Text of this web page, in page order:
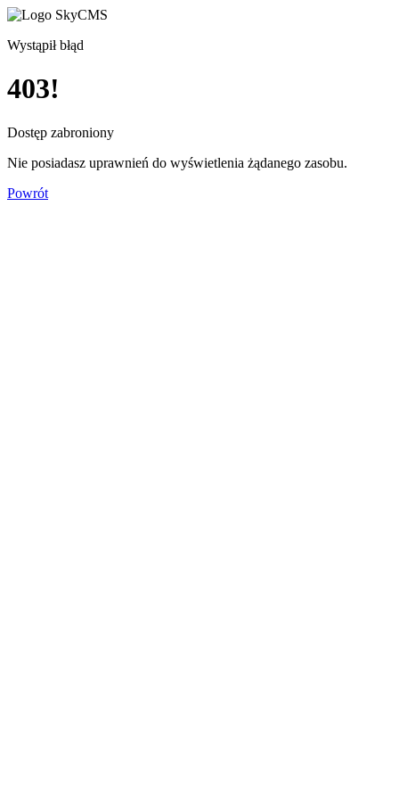
Wystąpił błąd
403!
Dostęp zabroniony
Nie posiadasz uprawnień do wyświetlenia żądanego zasobu.
Powrót